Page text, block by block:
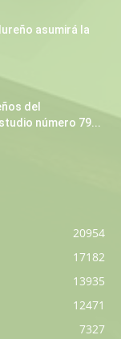
asumirá la
del
número 79...
20954
17182
13935
12471
7327